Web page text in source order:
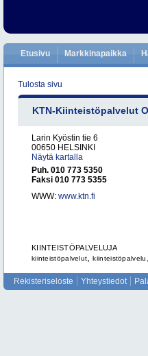
Etusivu Markkinapaikka
Tulosta sivu
KTN-Kiinteistöpalvelut
Larin Kyöstin tie 6
00650 HELSINKI
Näytä kartalla
Puh. 010 773 5350
Faksi 010 773 5355
WWW: www.ktn.fi
KIINTEISTÖPALVELUJA
kiinteistöpalvelut ,kiinteistöpalvelu
Rekisteriseloste Yhteystiedot